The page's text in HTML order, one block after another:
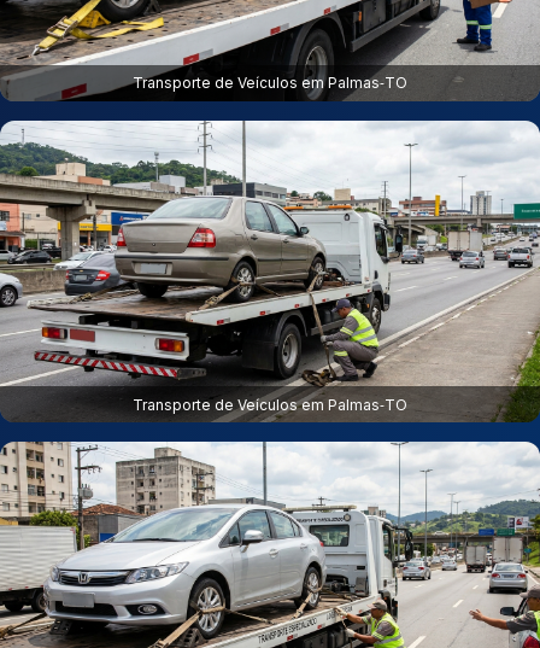
Transporte de Veículos em Palmas‑TO
Transporte de Veículos em Palmas‑TO